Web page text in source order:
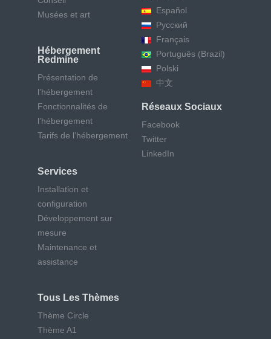
Musées et art
Hébergement
Redmine
Présentation de
l’hébergement
Fonctionnalités de
l’hébergement
Tarifs de l’hébergement
Services
Installation et
configuration
Développement sur
mesure
Maintenance et
assistance
Tous Les Thèmes
Thème Circle
Thème A1
Español
Русский
Français
Português (Brazil)
Polski
中文
Réseaux Sociaux
Facebook
Twitter
LinkedIn